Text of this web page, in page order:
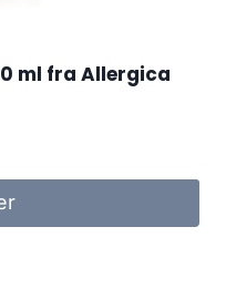
ml fra Allergica